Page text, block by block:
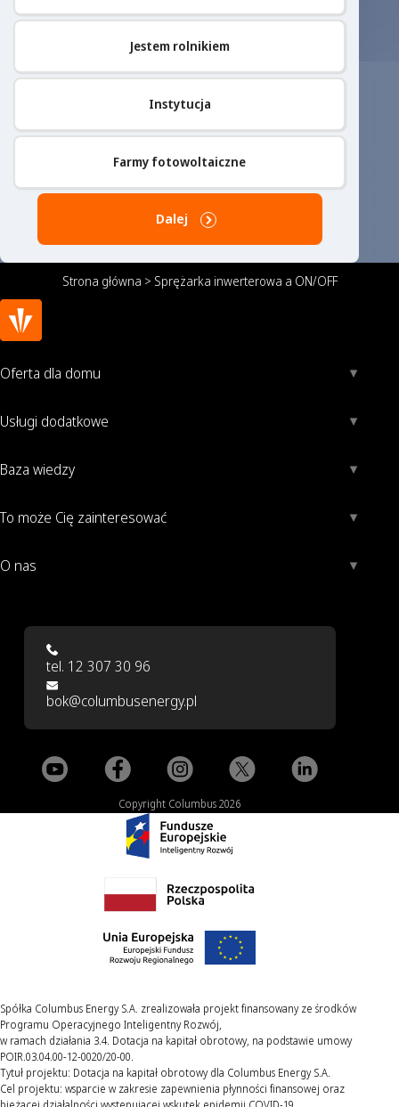
Jestem rolnikiem
Instytucja
Farmy fotowoltaiczne
Dalej
Strona główna > Sprężarka inwerterowa a ON/OFF
Oferta dla domu
Usługi dodatkowe
Baza wiedzy
To może Cię zainteresować
O nas
tel. 12 307 30 96
bok@columbusenergy.pl
Copyright Columbus 2026
Spółka Columbus Energy S.A. zrealizowała projekt finansowany ze środków
Programu Operacyjnego Inteligentny Rozwój,
w ramach działania 3.4. Dotacja na kapitał obrotowy, na podstawie umowy
POIR.03.04.00-12-0020/20-00.
Tytuł projektu: Dotacja na kapitał obrotowy dla Columbus Energy S.A.
Cel projektu: wsparcie w zakresie zapewnienia płynności finansowej oraz